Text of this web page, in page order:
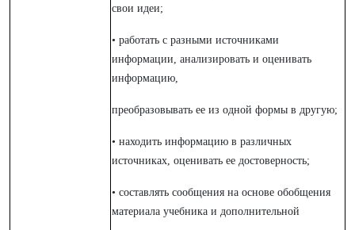
свои идеи;
• работать с разными источниками
информации, анализировать и оценивать
информацию,
преобразовывать ее из одной формы в другую;
• находить информацию в различных
источниках, оценивать ее достоверность;
• составлять сообщения на основе обобщения
материала учебника и дополнительной